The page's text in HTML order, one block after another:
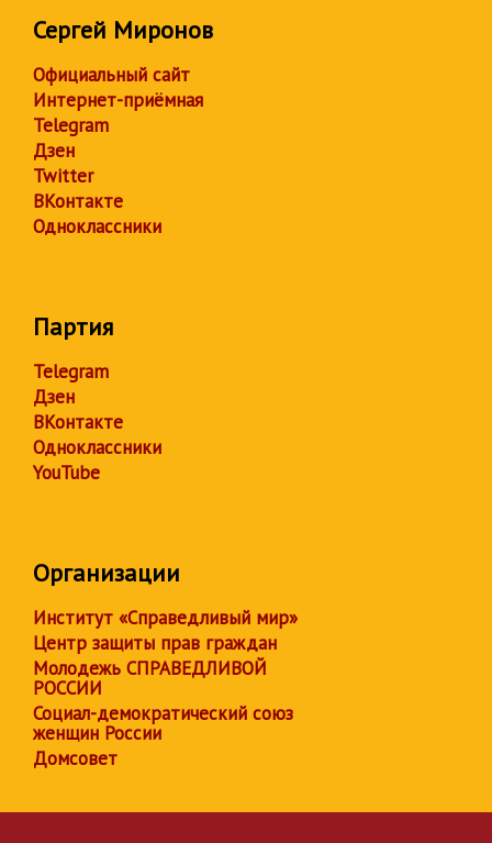
Сергей Миронов
Официальный сайт
Интернет-приёмная
Telegram
Дзен
Twitter
ВКонтакте
Одноклассники
Партия
Telegram
Дзен
ВКонтакте
Одноклассники
YouTube
Организации
Институт «Справедливый мир»
Центр защиты прав граждан
Молодежь СПРАВЕДЛИВОЙ
РОССИИ
Социал-демократический союз
женщин России
Домсовет